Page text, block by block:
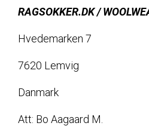
RAGSOKKER.DK /
Hvedemarken 7
7620 Lemvig
Danmark
Att: Bo Aagaard M.